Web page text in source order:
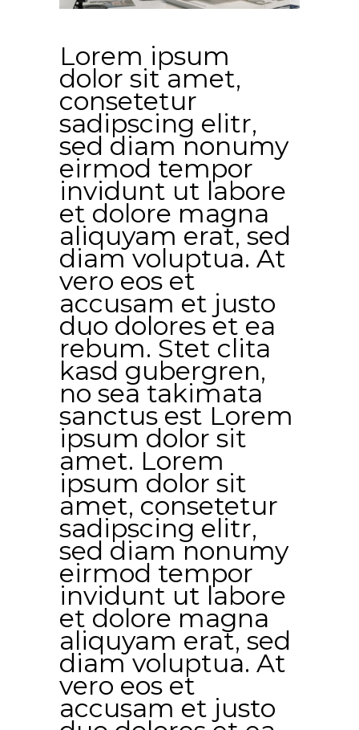
Lorem ipsum
dolor sit amet,
consetetur
sadipscing elitr,
sed diam nonumy
eirmod tempor
invidunt ut labore
et dolore magna
aliquyam erat, sed
diam voluptua. At
vero eos et
accusam et justo
duo dolores et ea
rebum. Stet clita
kasd gubergren,
no sea takimata
sanctus est Lorem
ipsum dolor sit
amet. Lorem
ipsum dolor sit
amet, consetetur
sadipscing elitr,
sed diam nonumy
eirmod tempor
invidunt ut labore
et dolore magna
aliquyam erat, sed
diam voluptua. At
vero eos et
accusam et justo